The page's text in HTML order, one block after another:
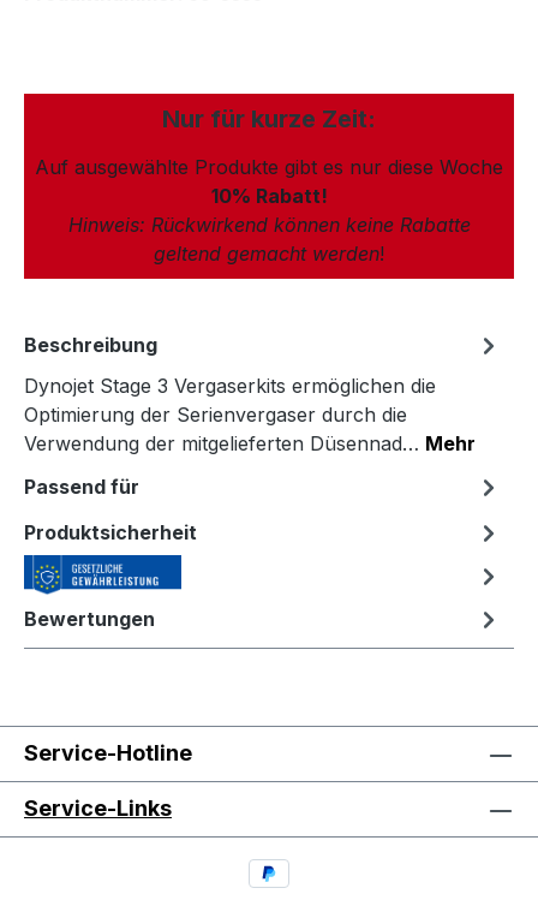
Nur für kurze Zeit:
Auf ausgewählte Produkte gibt es nur diese Woche
10% Rabatt!
Hinweis: Rückwirkend können keine Rabatte
geltend gemacht werden!
Beschreibung
Dynojet Stage 3 Vergaserkits ermöglichen die
Optimierung der Serienvergaser durch die
Verwendung der mitgelieferten Düsennad… Mehr
Passend für
Produktsicherheit
Bewertungen
Service-Hotline
Service-Links